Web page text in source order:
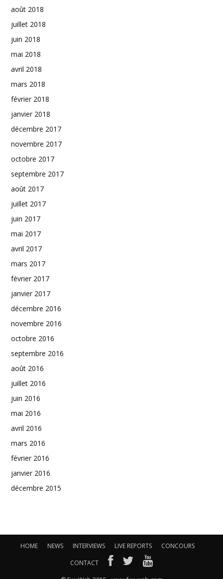
août 2018
juillet 2018
juin 2018
mai 2018
avril 2018
mars 2018
février 2018
janvier 2018
décembre 2017
novembre 2017
octobre 2017
septembre 2017
août 2017
juillet 2017
juin 2017
mai 2017
avril 2017
mars 2017
février 2017
janvier 2017
décembre 2016
novembre 2016
octobre 2016
septembre 2016
août 2016
juillet 2016
juin 2016
mai 2016
avril 2016
mars 2016
février 2016
janvier 2016
décembre 2015
HOME NEWS INTERVIEWS LIVE REPORTS
CONCOURS
CONTACT